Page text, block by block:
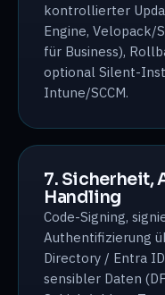
kontrollierter
Engine, Velopack/
für Business),
optional Silent-
Intune/SCCM.
7. Sicherheit,
Handling
Code-Signing,
Authentifizierung
Directory / Entra
sensibler Daten